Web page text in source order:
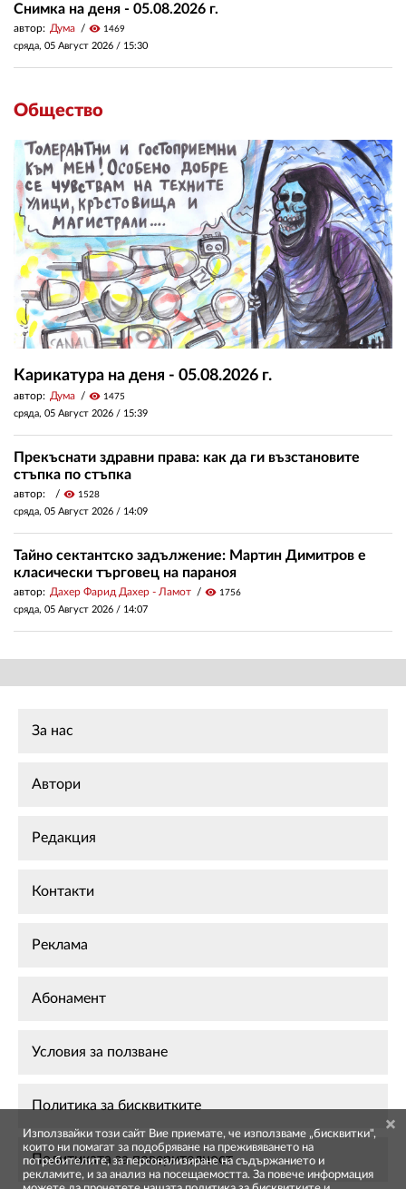
Снимка на деня - 05.08.2026 г.
автор: Дума visibility 1469
сряда, 05 Август 2026 / 15:30
Общество
Карикатура на деня - 05.08.2026 г.
автор: Дума visibility 1475
сряда, 05 Август 2026 / 15:39
Прекъснати здравни права: как да ги възстановите
стъпка по стъпка
автор: visibility 1528
сряда, 05 Август 2026 / 14:09
Тайно сектантско задължение: Мартин Димитров е
класически търговец на параноя
автор: Дахер Фарид Дахер - Ламот visibility 1756
сряда, 05 Август 2026 / 14:07
За нас
Автори
Редакция
Контакти
Реклама
Абонамент
Условия за ползване
Политика за бисквитките
Политиката за поверителност
Използвайки този сайт Вие приемате, че използваме „бисквитки",
които ни помагат за подобряване на преживяването на
потребителите, за персонализиране на съдържанието и
рекламите, и за анализ на посещаемостта. За повече информация